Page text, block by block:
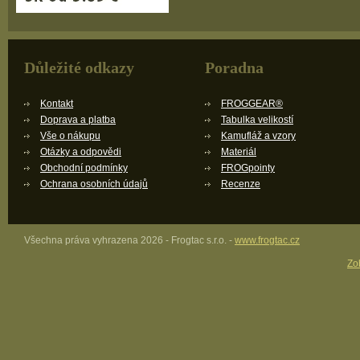
Důležité odkazy
Kontakt
Doprava a platba
Vše o nákupu
Otázky a odpovědi
Obchodní podmínky
Ochrana osobních údajů
Poradna
FROGGEAR®
Tabulka velikostí
Kamufláž a vzory
Materiál
FROGpointy
Recenze
Všechna práva vyhrazena 2026 - Frogtac s.r.o. - www.frogtac.cz